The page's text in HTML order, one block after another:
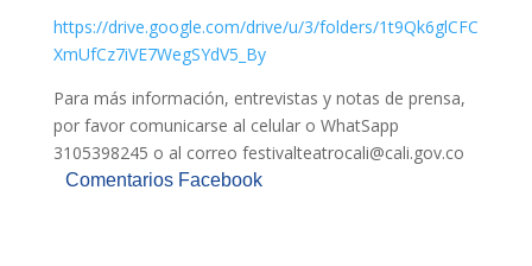
https://drive.google.com/drive/u/3/folders/1t9Qk6glCFC
XmUfCz7iVE7WegSYdV5_By
Para más información, entrevistas y notas de prensa,
por favor comunicarse al celular o WhatSapp
3105398245 o al correo festivalteatrocali@cali.gov.co
Comentarios Facebook